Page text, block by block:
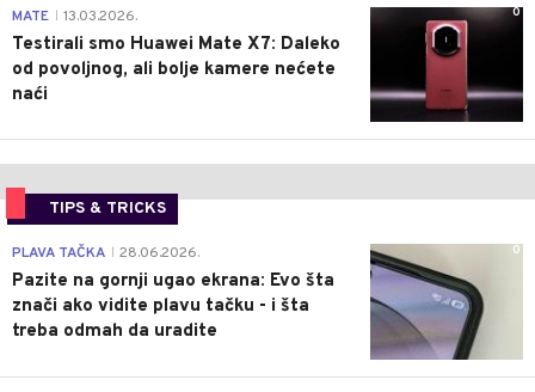
0
MATE 13.03.2026.
Testirali smo Huawei Mate X7: Daleko
od povoljnog, ali bolje kamere nećete
naći
TIPS & TRICKS
0
PLAVA TAČKA 28.06.2026.
Pazite na gornji ugao ekrana: Evo šta
znači ako vidite plavu tačku - i šta
treba odmah da uradite